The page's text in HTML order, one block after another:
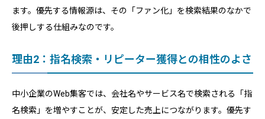
ます。優先する情報源は、その「ファン化」を検索結果のなかで
後押しする仕組みなのです。
理由2：指名検索・リピーター獲得との相性のよさ
中小企業のWeb集客では、会社名やサービス名で検索される「指
名検索」を増やすことが、安定した売上につながります。優先す